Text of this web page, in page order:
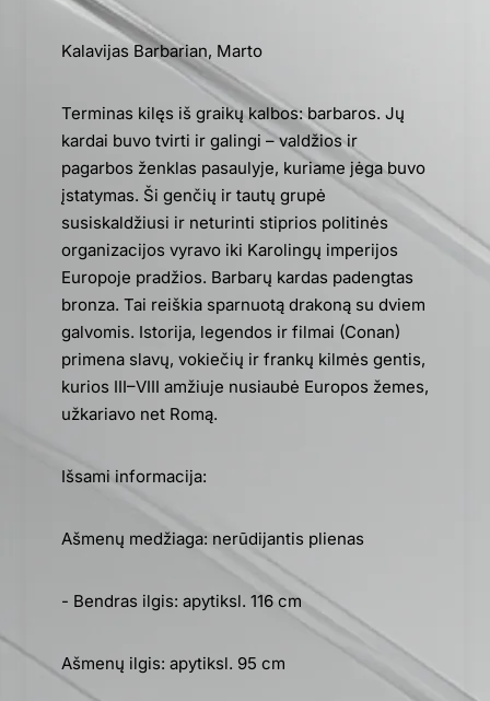
Kalavijas Barbarian, Marto
Terminas kilęs iš graikų kalbos: barbaros. Jų
kardai buvo tvirti ir galingi – valdžios ir
pagarbos ženklas pasaulyje, kuriame jėga buvo
įstatymas. Ši genčių ir tautų grupė
susiskaldžiusi ir neturinti stiprios politinės
organizacijos vyravo iki Karolingų imperijos
Europoje pradžios. Barbarų kardas padengtas
bronza. Tai reiškia sparnuotą drakoną su dviem
galvomis. Istorija, legendos ir filmai (Conan)
primena slavų, vokiečių ir frankų kilmės gentis,
kurios III–VIII amžiuje nusiaubė Europos žemes,
užkariavo net Romą.
Išsami informacija:
Ašmenų medžiaga: nerūdijantis plienas
- Bendras ilgis: apytiksl. 116 cm
Ašmenų ilgis: apytiksl. 95 cm